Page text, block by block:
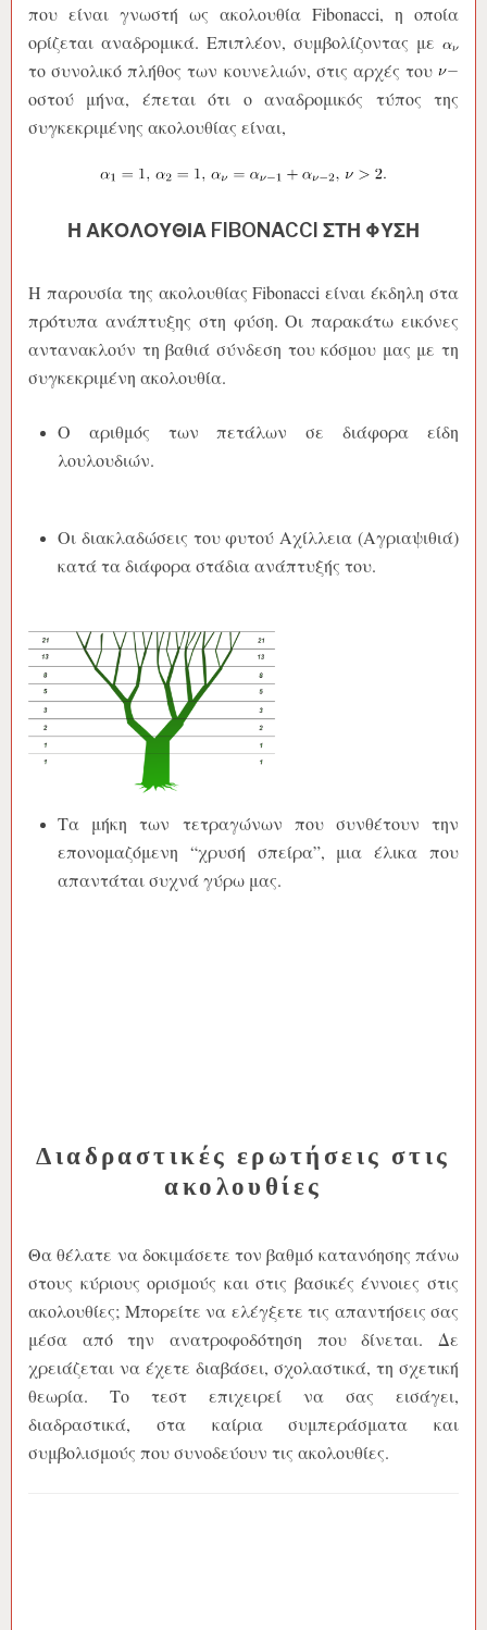
που είναι γνωστή ως ακολουθία Fibonacci, η οποία
ορίζεται αναδρομικά. Επιπλέον, συμβολίζοντας με
το συνολικό πλήθος των κουνελιών, στις αρχές του
οστού μήνα, έπεται ότι ο αναδρομικός τύπος της
συγκεκριμένης ακολουθίας είναι,
Η ΑΚΟΛΟΥΘΊΑ FIBONACCI ΣΤΗ ΦΎΣΗ
Η παρουσία της ακολουθίας Fibonacci είναι έκδηλη στα
πρότυπα ανάπτυξης στη φύση. Οι παρακάτω εικόνες
αντανακλούν τη βαθιά σύνδεση του κόσμου μας με τη
συγκεκριμένη ακολουθία.
Ο αριθμός των πετάλων σε διάφορα είδη
λουλουδιών.
Οι διακλαδώσεις του φυτού Αχίλλεια (Αγριαψιθιά)
κατά τα διάφορα στάδια ανάπτυξής του.
Τα μήκη των τετραγώνων που συνθέτουν την
επονομαζόμενη “χρυσή σπείρα”, μια έλικα που
απαντάται συχνά γύρω μας.
Διαδραστικές ερωτήσεις στις
ακολουθίες
Θα θέλατε να δοκιμάσετε τον βαθμό κατανόησης πάνω
στους κύριους ορισμούς και στις βασικές έννοιες στις
ακολουθίες; Μπορείτε να ελέγξετε τις απαντήσεις σας
μέσα από την ανατροφοδότηση που δίνεται. Δε
χρειάζεται να έχετε διαβάσει, σχολαστικά, τη σχετική
θεωρία. Το τεστ επιχειρεί να σας εισάγει,
διαδραστικά, στα καίρια συμπεράσματα και
συμβολισμούς που συνοδεύουν τις ακολουθίες.